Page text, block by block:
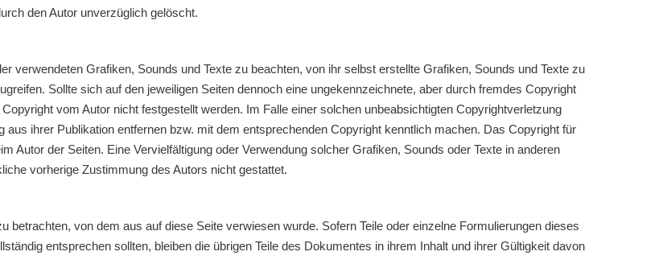
den Autor unverzüglich gelöscht.
verwendeten Grafiken, Sounds und Texte zu beachten, von ihr selbst erstellte Grafiken, Sounds und Texte zu
Sollte sich auf den jeweiligen Seiten dennoch eine ungekennzeichnete, aber durch fremdes Copyright
vom Autor nicht festgestellt werden. Im Falle einer solchen unbeabsichtigten Copyrightverletzung
ihrer Publikation entfernen bzw. mit dem entsprechenden Copyright kenntlich machen. Das Copyright für
Autor der Seiten. Eine Vervielfältigung oder Verwendung solcher Grafiken, Sounds oder Texte in anderen
vorherige Zustimmung des Autors nicht gestattet.
betrachten, von dem aus auf diese Seite verwiesen wurde. Sofern Teile oder einzelne Formulierungen dieses
entsprechen sollten, bleiben die übrigen Teile des Dokumentes in ihrem Inhalt und ihrer Gültigkeit davon